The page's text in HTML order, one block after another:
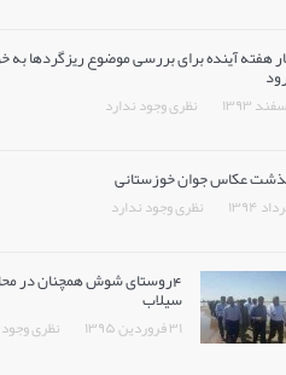
هفته آینده برای بررسی موضوع ریزگردها به
نظری وجود ندارد
عکاس جوان خوزستانی
نظری وجود ندارد
4روستای شوش همچنان در
سیلاب
۳۱ فروردین ۱۳۹۵ نظری